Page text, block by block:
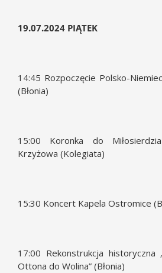
19.07.2024 PIĄTEK
14:45 Rozpoczęcie Polsko-
(Błonia)
15:00 Koronka do
Krzyżowa (Kolegiata)
15:30 Koncert Kapela Ostromice
17:00 Rekonstrukcja historyczna
Ottona do Wolina” (Błonia)